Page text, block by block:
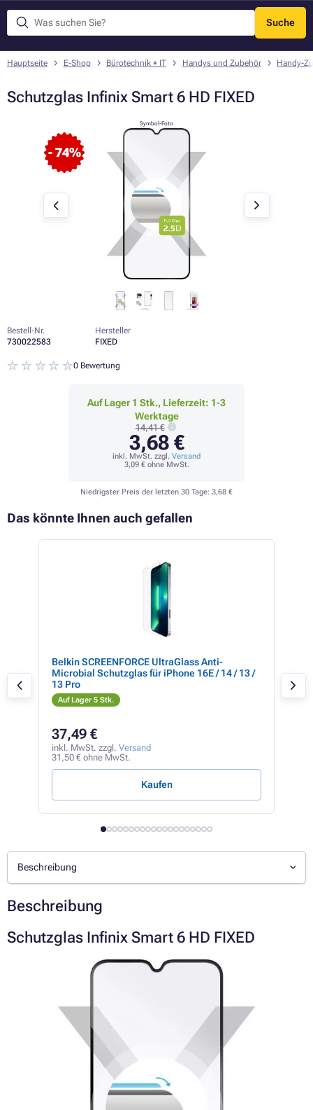
Suche
Menü
Hauptseite E-Shop Bürotechnik + IT Handys und Zubehör Handy-
Schutzglas Infinix Smart 6 HD FIXED
- 74%
Symbol-Foto
Bestell-Nr.
730022583
Hersteller
FIXED
0 Bewertung
Auf Lager 1 Stk., Lieferzeit: 1-3
Werktage
14,41 €
3,68 €
inkl. MwSt. zzgl. Versand
3,09 €ohne MwSt.
Niedrigster Preis der letzten 30 Tage: 3,68 €
Das könnte Ihnen auch gefallen
/
Belkin SCREENFORCE UltraGlass Anti-
Microbial Schutzglas für iPhone 16E / 14 / 13 /
13 Pro
Auf Lager 5 Stk.
37,49 €
inkl. MwSt. zzgl. Versand
31,50 € ohne MwSt.
Kaufen
Beschreibung
Beschreibung
Schutzglas Infinix Smart 6 HD FIXED